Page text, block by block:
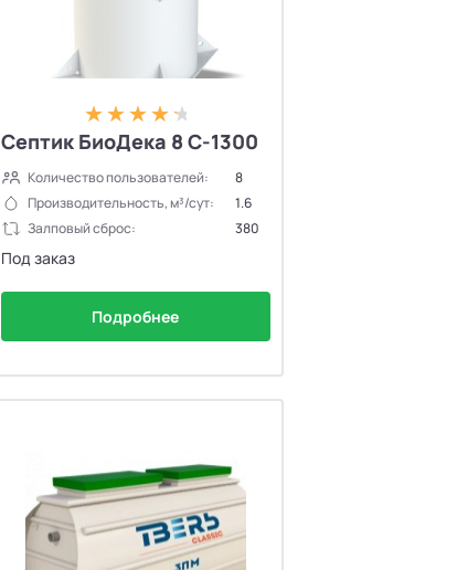
Септик БиоДека 8 С-1300
Количество пользователей:
8
Производительность, м³/сут:
1.6
Залповый сброс:
380
Под заказ
Подробнее